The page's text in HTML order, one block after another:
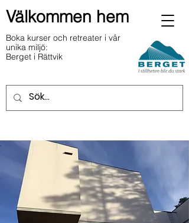
Välkommen hem
Boka kurser och retreater i vår
unika miljö:
Berget i Rättvik